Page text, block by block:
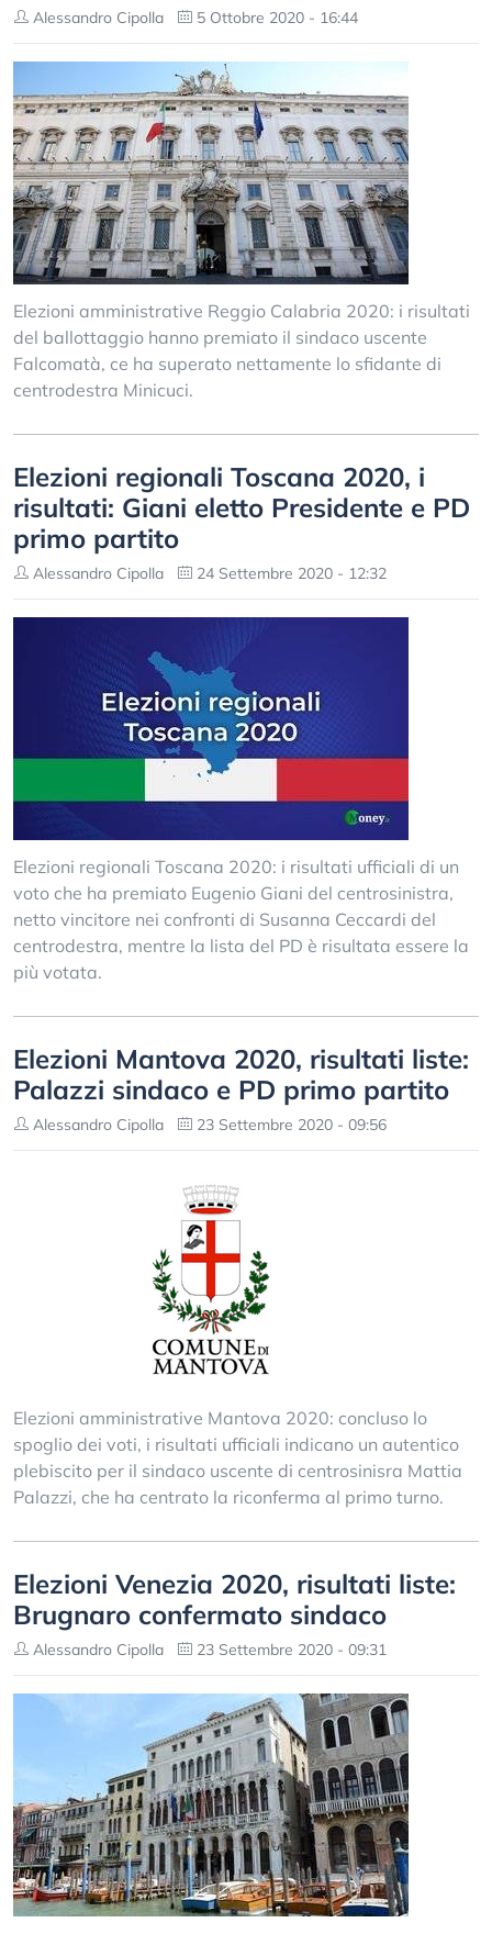
Alessandro Cipolla 5 Ottobre 2020 - 16:44
Elezioni amministrative Reggio Calabria 2020: i risultati
del ballottaggio hanno premiato il sindaco uscente
Falcomatà, ce ha superato nettamente lo sfidante di
centrodestra Minicuci.
Elezioni regionali Toscana 2020, i
risultati: Giani eletto Presidente e PD
primo partito
Alessandro Cipolla 24 Settembre 2020 - 12:32
Elezioni regionali Toscana 2020: i risultati ufficiali di un
voto che ha premiato Eugenio Giani del centrosinistra,
netto vincitore nei confronti di Susanna Ceccardi del
centrodestra, mentre la lista del PD è risultata essere la
più votata.
Elezioni Mantova 2020, risultati liste:
Palazzi sindaco e PD primo partito
Alessandro Cipolla 23 Settembre 2020 - 09:56
Elezioni amministrative Mantova 2020: concluso lo
spoglio dei voti, i risultati ufficiali indicano un autentico
plebiscito per il sindaco uscente di centrosinisra Mattia
Palazzi, che ha centrato la riconferma al primo turno.
Elezioni Venezia 2020, risultati liste:
Brugnaro confermato sindaco
Alessandro Cipolla 23 Settembre 2020 - 09:31